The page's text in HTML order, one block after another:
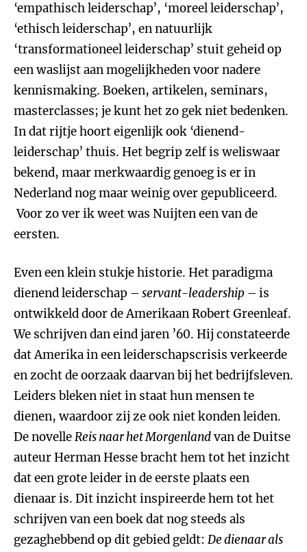
‘empathisch leiderschap’, ‘moreel leiderschap’,
‘ethisch leiderschap’, en natuurlijk
‘transformationeel leiderschap’ stuit geheid op
een waslijst aan mogelijkheden voor nadere
kennismaking. Boeken, artikelen, seminars,
masterclasses; je kunt het zo gek niet bedenken.
In dat rijtje hoort eigenlijk ook ‘dienend-
leiderschap’ thuis. Het begrip zelf is weliswaar
bekend, maar merkwaardig genoeg is er in
Nederland nog maar weinig over gepubliceerd.
Voor zo ver ik weet was Nuijten een van de
eersten.
Even een klein stukje historie. Het paradigma
dienend leiderschap – servant-leadership – is
ontwikkeld door de Amerikaan Robert Greenleaf.
We schrijven dan eind jaren ’60. Hij constateerde
dat Amerika in een leiderschapscrisis verkeerde
en zocht de oorzaak daarvan bij het bedrijfsleven.
Leiders bleken niet in staat hun mensen te
dienen, waardoor zij ze ook niet konden leiden.
De novelleReis naar het Morgenlandvan de Duitse
auteur Herman Hesse bracht hem tot het inzicht
dat een grote leider in de eerste plaats een
dienaar is. Dit inzicht inspireerde hem tot het
schrijven van een boek dat nog steeds als
gezaghebbend op dit gebied geldt: De dienaar als